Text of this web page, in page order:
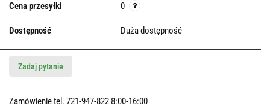
Cena przesyłki 0
Dostępność Duża dostępność
Zadaj pytanie
Zamówienie tel. 721-947-822 8:00-16:00